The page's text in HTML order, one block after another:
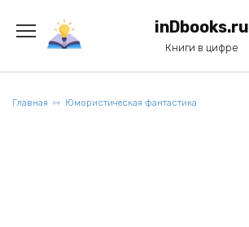
содержанию
inDbooks.ru
Книги в цифре
Главная Юмористическая фантастика